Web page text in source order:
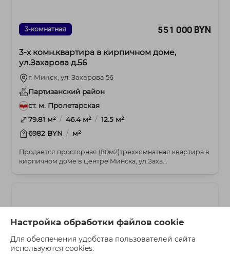
Настройка обработки файлов cookie
Для обеспечения удобства пользователей сайта
используются cookies.
3-комнатная 551 000 BYN
3-х комн.квартира в кирпичном доме,
ул.Захарова д.56
г. Минск, ул. Захарова 56
Партизанский район
ст. м. Пролетарская
79.81 м² / 46.4 м² / 12.5 м²
6982 BYN / м²
Продается просторная (80м2)трехкомнатная квартира в
кирпичном доме в центре Минска, ул.Заха...